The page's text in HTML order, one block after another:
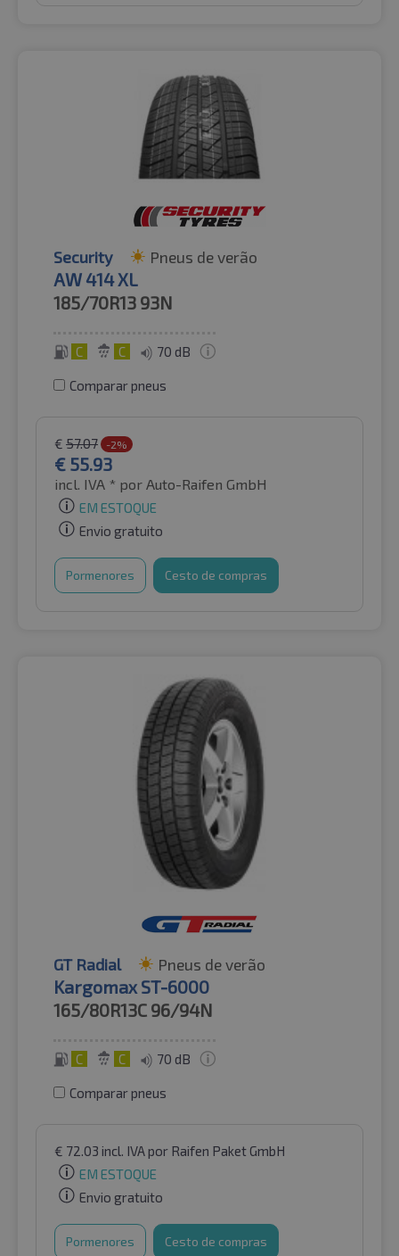
Security Pneus de verão
AW 414 XL
185/70R13 93N
C C 70 dB
Comparar pneus
€ 57.07 -2%
€ 55.93
incl. IVA * por Auto-Raifen GmbH
EM ESTOQUE
Envio gratuito
Pormenores Cesto de compras
GT Radial Pneus de verão
Kargomax ST-6000
165/80R13C 96/94N
C C 70 dB
Comparar pneus
€ 72.03 incl. IVApor Raifen Paket GmbH
EM ESTOQUE
Envio gratuito
Pormenores Cesto de compras